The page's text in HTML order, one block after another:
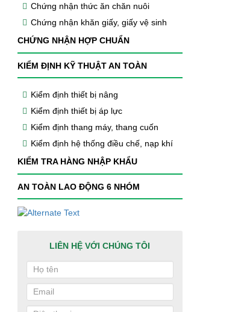
Chứng nhận thức ăn chăn nuôi
Chứng nhận khăn giấy, giấy vệ sinh
CHỨNG NHẬN HỢP CHUẨN
KIỂM ĐỊNH KỸ THUẬT AN TOÀN
Kiểm định thiết bị nâng
Kiểm định thiết bị áp lực
Kiểm định thang máy, thang cuốn
Kiểm định hệ thống điều chế, nạp khí
KIỂM TRA HÀNG NHẬP KHẨU
AN TOÀN LAO ĐỘNG 6 NHÓM
LIÊN HỆ VỚI CHÚNG TÔI